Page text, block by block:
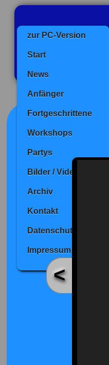
zur PC-Version
Start
News
Anfänger
Fortgeschrittene
Workshops
Partys
Bilder / Videos
Archiv
Kontakt
Datenschutz
Impressum